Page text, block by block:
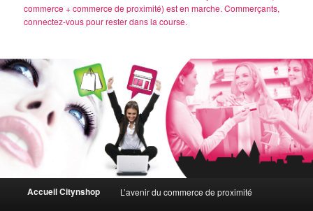
commerce + commerce de proximité) est en marche. Commerçants,
connectez-vous pour rester dans la course.
Accueil Citynshop L’avenir du commerce de proximité